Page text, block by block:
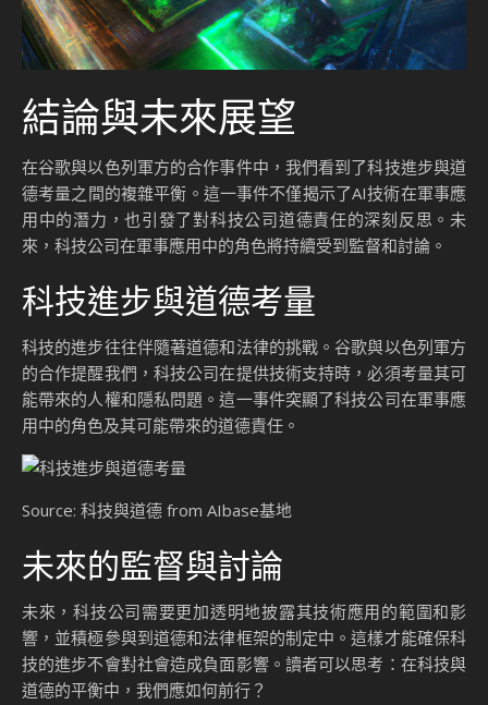
結論與未來展望
在谷歌與以色列軍方的合作事件中，我們看到了科技進步與道
德考量之間的複雜平衡。這一事件不僅揭示了AI技術在軍事應
用中的潛力，也引發了對科技公司道德責任的深刻反思。未
來，科技公司在軍事應用中的角色將持續受到監督和討論。
科技進步與道德考量
科技的進步往往伴隨著道德和法律的挑戰。谷歌與以色列軍方
的合作提醒我們，科技公司在提供技術支持時，必須考量其可
能帶來的人權和隱私問題。這一事件突顯了科技公司在軍事應
用中的角色及其可能帶來的道德責任。
Source: 科技與道德 from AIbase基地
未來的監督與討論
未來，科技公司需要更加透明地披露其技術應用的範圍和影
響，並積極參與到道德和法律框架的制定中。這樣才能確保科
技的進步不會對社會造成負面影響。讀者可以思考：在科技與
道德的平衡中，我們應如何前行？